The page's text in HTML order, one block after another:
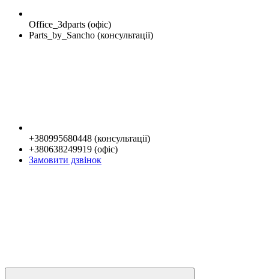
Office_3dparts (офіс)
Parts_by_Sancho (консультації)
+380995680448 (консультації)
+380638249919 (офіс)
Замовити дзвінок